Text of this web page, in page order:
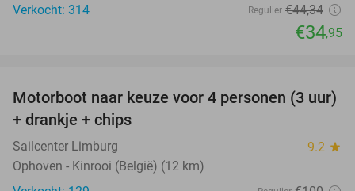
Verkocht: 314
Regulier €44,34
€34,95
31%
Motorboot naar keuze voor 4 personen (3 uur)
+ drankje + chips
Sailcenter Limburg 9.2 star
Ophoven - Kinrooi (België) (12 km)